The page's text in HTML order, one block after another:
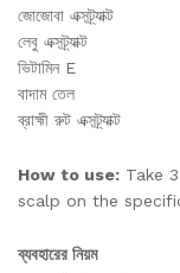
জোজোবা এক্সট্র্যাক্ট
লেবু এক্সট্র্যাক্ট
ভিটামিন E
বাদাম তেল
ব্রাহ্মী রুট এক্সট্র্যাক্ট
How to use: Take
scalp on the
ব্যবহারের নিয়ম